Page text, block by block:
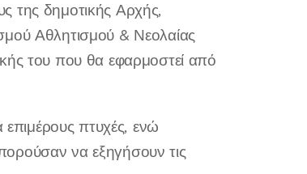
της δημοτικής Αρχής,
Αθλητισμού & Νεολαίας
του που θα εφαρμοστεί από
επιμέρους πτυχές, ενώ
να εξηγήσουν τις